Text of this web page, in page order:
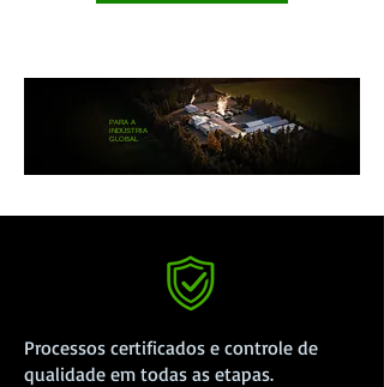
PARA A
INDÚSTRIA
GLOBAL
Processos certificados e controle de
qualidade em todas as etapas.